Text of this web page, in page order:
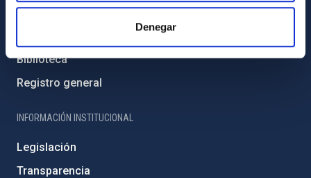
Denegar
Cómo llegar al IAC
Biblioteca
Registro general
INFORMACIÓN INSTITUCIONAL
Legislación
Transparencia